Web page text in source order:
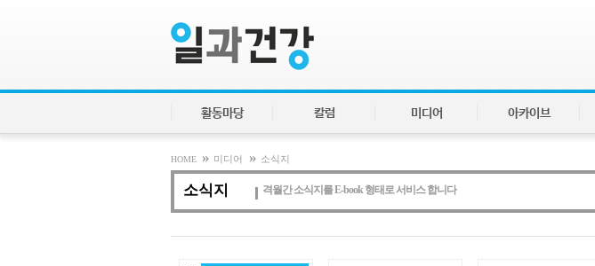
활동마당 칼럼 미디어 아카이브
HOME » 미디어 » 소식지
소식지 격월간 소식지를 E-book 형태로 서비스 합니다